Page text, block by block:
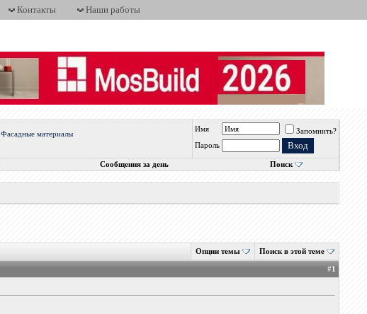
Контакты Наши работы
|Фасадные материалы
Имя
Запомнить?
Пароль
Сообщения за день Поиск
Опции темы Поиск в этой теме
#1